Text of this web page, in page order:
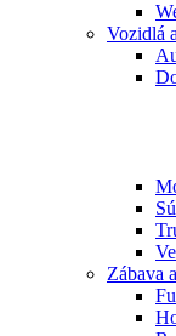
Vozidlá
Zábava